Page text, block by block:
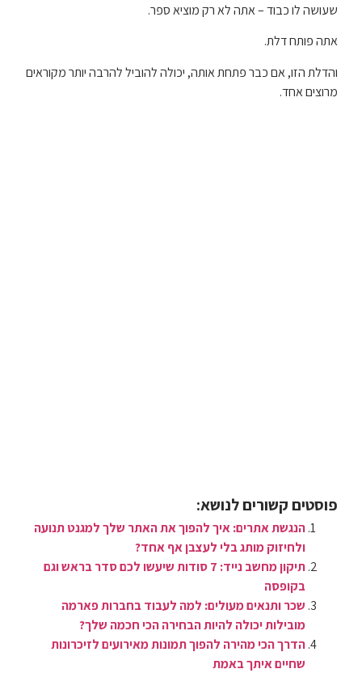
שעושה לו כבוד – אתה לא רק מוציא ספר.
אתה פותח דלת.
והדלת הזו, אם כבר פתחת אותה, יכולה להוביל להרבה יותר מקוראים
מרוצים אחד.
פוסטים קשורים לנושא:
הנגשת אתרים: איך להפוך את האתר שלך למגנט תנועה
ולחיזוק מותג בלי לעצבן אף אחד?
תיקון מחשב נייד: 7 סודות שיעשו לכם סדר בראש וגם
בקופסה
שכר ותנאים מעולים: למה לעבוד בחברות פארמה
מובילות יכולה להיות הבחירה הכי חכמה שלך?
הדרך הכי מהירה להפוך תמונות מאירועים לזיכרונות
שחיים איתך באמת